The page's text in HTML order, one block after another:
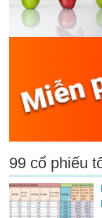
99 cổ phiếu